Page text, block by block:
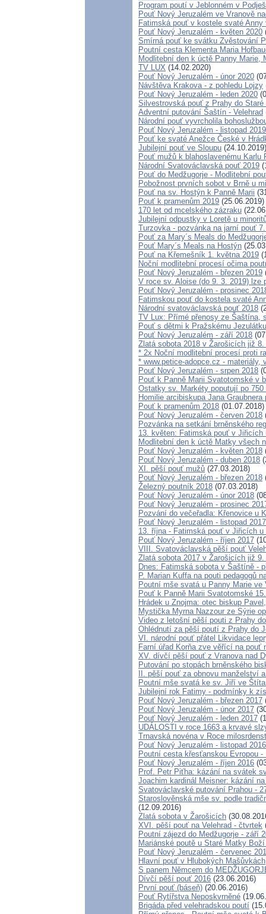
Program poutí v Jeblonném v
Pouť Nový Jeruzalém ve Vranově
Fatimská pouť v kostele svaté
Pouť Nový Jeruzalém - květen 2020
Smírná pouť ke svátku Zvěstování
Poutní cesta Klementa Maria
Modlitební den k úctě Panny Marie,
TV LUX (14.02.2020)
Pouť Nový Jeruzalém - únor 2020
Návštěva Krakova - z pohledu Lojzy
Pouť Nový Jeruzalém - leden 2020
Silvestrovská pouť z Prahy do
Adventní putování Šaštín - Velehrad
Národní pouť vyvrcholila
Pouť Nový Jeruzalém - listopad 2019
Pouť ke svaté Anežce České v
Jubilejní pouť ve Sloupu (24.10.2019)
Pouť mužů k blahoslavenému Karlu
Národní Svatováclavská pouť 2019
Pouť do Medžugorje - Modlitební
Pobožnost prvních sobot v Brně u
Pouť na sv. Hostýn k Panně Marii
Pouť k pramenům 2019 (25.06.2019)
170 let od mcelského zázraku
Jubilejní odpustky v Loretě u
Turzovka - pozvánka na jarní pouť
Pouť za Mary´s Meals do
Pouť Mary´s Meals na Hostýn
Pouť na Křemešník 1. května 2019
Noční modlitební procesí očima
Pouť Nový Jeruzalém - březen 2019
V roce sv. Aloise (do 9. 3. 2019) lze
Pouť Nový Jeruzalém - prosinec
Fatimskou pouť do kostela svaté
Národní svatováclavská pouť 2018
TV Lux: Přímé přenosy ze Šaštína,
Pouť s dětmi k Pražskému
Pouť Nový Jeruzalém - září 2018
Zlatá sobota 2018 v Žarošicích již
* 2x Noční modlitební procesí proti
* www.petice-adopce.cz - materiály,
Pouť Nový Jeruzalém - srpen 2018
Pouť k Panně Marii Svatotomské v
Ostatky sv. Markéty poputují po
Homilie arcibiskupa Jana
Pouť k pramenům 2018 (01.07.2018)
Pouť Nový Jeruzalém - červen 2018
Pozvánka na setkání brněnského
13. květen: Fatimská pouť v Jiřicích
Modlitební den k úctě Matky všech
Pouť Nový Jeruzalém - květen 2018
Pouť Nový Jeruzalém - duben 2018
XI. pěší pouť mužů (27.03.2018)
Pouť Nový Jeruzalém - březen 2018
Železný poutník 2018 (07.03.2018)
Pouť Nový Jeruzalém - únor 2018
Pouť Nový Jeruzalém - prosinec
Pozvání do večeřadla: Křenovice u
Pouť Nový Jeruzalém - listopad 2017
13. října - Fatimská pouť v Jiřicích u
Pouť Nový Jeruzalém - říjen 2017
VIII. Svatováclavská pěší pouť
Zlatá sobota 2017 v Žarošicích již
Dnes: Fatimská sobota v Šaštíně -
P. Marian Kuffa na pouti pedagogů
Poutní mše svatá u Panny Marie ve
Pouť k Panně Marii Svatotomské
Hrádek u Znojma: otec biskup
Mystička Myrna Nazzour ze Sýrie
Video z letošní pěší pouti z Prahy
Ohlédnutí za pěší poutí z Prahy do
VI. národní pouť přátel Likvidace
Farní úřad Korňa zve věřící na pouť
XV. dívčí pěší pouť z Vranova nad
Putování po stopách brněnského
II. pěší pouť za obnovu manželství
Poutní mše svatá ke sv. Jiří ve
Jubilejní rok Fatimy - podmínky k
Pouť Nový Jeruzalém - březen 2017
Pouť Nový Jeruzalém - únor 2017
Pouť Nový Jeruzalém - leden 2017
UDÁLOSTI v roce 1663 a krvavé
Trnavská novéna v Roce
Pouť Nový Jeruzalém - listopad 2016
Poutní cesta křesťanskou Evropou
Pouť Nový Jeruzalém - říjen 2016
Prof. Petr Piťha: kázání na svátek
Joachim kardinál Meisner: kázání
Svatováclavské putování Prahou -
Staroslověnská mše sv. podle
(12.09.2016)
Zlatá sobota v Žarošicích
XVI. pěší pouť na Velehrad - čtvrtek
Poutní zájezd do Medžugorje - září
Mariánské poutě u Staré Matky
Pouť Nový Jeruzalém - červenec
Hlavní pouť v Hlubokých Mašůvkách
S panem Němcem do
Dívčí pěší pouť 2016 (23.06.2016)
První pouť (báseň) (20.06.2016)
Pouť Rytířstva Neposkvrněné
Brigáda před velehradskou poutí